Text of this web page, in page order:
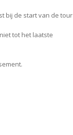
bij de start van de tour
tot het laatste